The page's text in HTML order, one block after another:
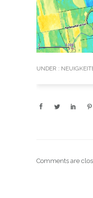
UNDER :
Comments are